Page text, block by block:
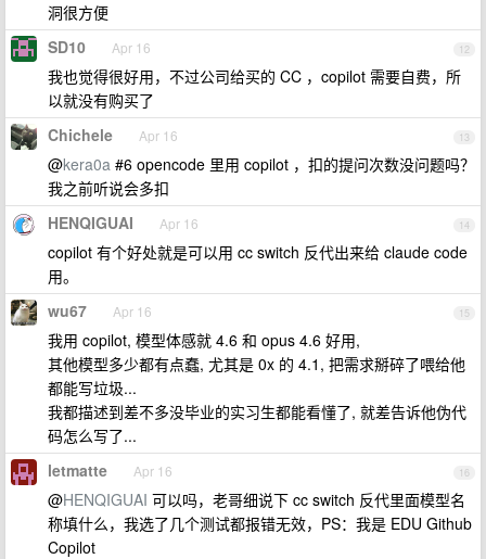
洞很方便
12
SD10 Apr 16
我也觉得很好用，不过公司给买的 CC ，copilot 需要自费，所
以就没有购买了
13
Chichele Apr 16
@kera0a #6 opencode 里用 copilot ，扣的提问次数没问题吗？
我之前听说会多扣
14
HENQIGUAI Apr 16
copilot 有个好处就是可以用 cc switch 反代出来给 claude code
用。
15
wu67 Apr 16
我用 copilot, 模型体感就 4.6 和 opus 4.6 好用,
其他模型多少都有点蠢, 尤其是 0x 的 4.1, 把需求掰碎了喂给他
都能写垃圾...
我都描述到差不多没毕业的实习生都能看懂了, 就差告诉他伪代
码怎么写了...
16
letmatte Apr 16
@HENQIGUAI 可以吗，老哥细说下 cc switch 反代里面模型名
称填什么，我选了几个测试都报错无效，PS：我是 EDU Github
Copilot